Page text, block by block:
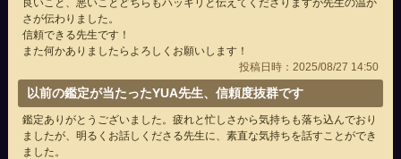
良いこと、悪いことどちらもハッキリと伝えてくださりますが先生の温か
さが伝わりました。
信頼できる先生です！
また何かありましたらよろしくお願いします！
投稿日時：2025/08/27 14:50
以前の鑑定が当たったYUA先生、信頼度抜群です
鑑定ありがとうございました。疲れと忙しさから気持ちも落ち込んでおり
ましたが、明るくお話しくださる先生に、素直な気持ちを話すことができ
ました。